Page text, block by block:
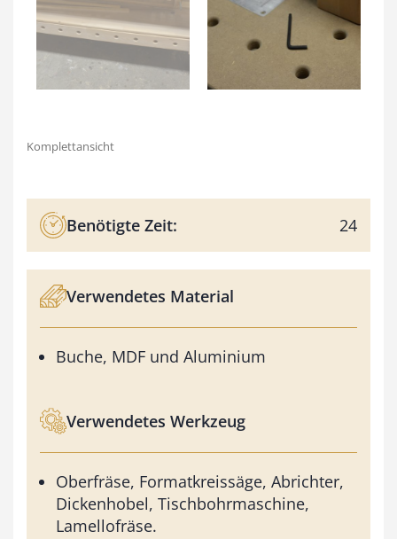
Komplettansicht
Benötigte Zeit: 24
Verwendetes Material
Buche, MDF und Aluminium
Verwendetes Werkzeug
Oberfräse, Formatkreissäge, Abrichter,
Dickenhobel, Tischbohrmaschine,
Lamellofräse.